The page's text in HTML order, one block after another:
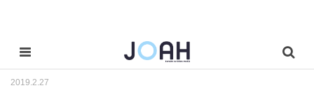
2019.2.27